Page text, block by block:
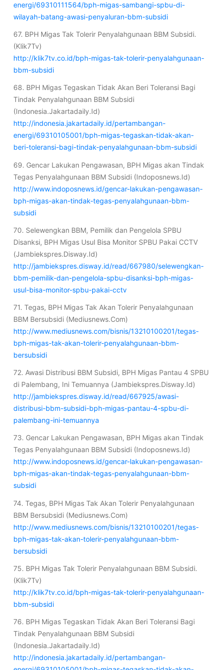
energi/69310111564/bph-migas-sambangi-spbu-di-
wilayah-batang-awasi-penyaluran-bbm-subsidi
67. BPH Migas Tak Tolerir Penyalahgunaan BBM Subsidi.
(Klik7Tv)
http://klik7tv.co.id/bph-migas-tak-tolerir-penyalahgunaan-
bbm-subsidi
68. BPH Migas Tegaskan Tidak Akan Beri Toleransi Bagi
Tindak Penyalahgunaan BBM Subsidi
(Indonesia.Jakartadaily.Id)
http://indonesia.jakartadaily.id/pertambangan-
energi/69310105001/bph-migas-tegaskan-tidak-akan-
beri-toleransi-bagi-tindak-penyalahgunaan-bbm-subsidi
69. Gencar Lakukan Pengawasan, BPH Migas akan Tindak
Tegas Penyalahgunaan BBM Subsidi (Indoposnews.Id)
http://www.indoposnews.id/gencar-lakukan-pengawasan-
bph-migas-akan-tindak-tegas-penyalahgunaan-bbm-
subsidi
70. Selewengkan BBM, Pemilik dan Pengelola SPBU
Disanksi, BPH Migas Usul Bisa Monitor SPBU Pakai CCTV
(Jambiekspres.Disway.Id)
http://jambiekspres.disway.id/read/667980/selewengkan-
bbm-pemilik-dan-pengelola-spbu-disanksi-bph-migas-
usul-bisa-monitor-spbu-pakai-cctv
71. Tegas, BPH Migas Tak Akan Tolerir Penyalahgunaan
BBM Bersubsidi (Mediusnews.Com)
http://www.mediusnews.com/bisnis/13210100201/tegas-
bph-migas-tak-akan-tolerir-penyalahgunaan-bbm-
bersubsidi
72. Awasi Distribusi BBM Subsidi, BPH Migas Pantau 4 SPBU
di Palembang, Ini Temuannya (Jambiekspres.Disway.Id)
http://jambiekspres.disway.id/read/667925/awasi-
distribusi-bbm-subsidi-bph-migas-pantau-4-spbu-di-
palembang-ini-temuannya
73. Gencar Lakukan Pengawasan, BPH Migas akan Tindak
Tegas Penyalahgunaan BBM Subsidi (Indoposnews.Id)
http://www.indoposnews.id/gencar-lakukan-pengawasan-
bph-migas-akan-tindak-tegas-penyalahgunaan-bbm-
subsidi
74. Tegas, BPH Migas Tak Akan Tolerir Penyalahgunaan
BBM Bersubsidi (Mediusnews.Com)
http://www.mediusnews.com/bisnis/13210100201/tegas-
bph-migas-tak-akan-tolerir-penyalahgunaan-bbm-
bersubsidi
75. BPH Migas Tak Tolerir Penyalahgunaan BBM Subsidi.
(Klik7Tv)
http://klik7tv.co.id/bph-migas-tak-tolerir-penyalahgunaan-
bbm-subsidi
76. BPH Migas Tegaskan Tidak Akan Beri Toleransi Bagi
Tindak Penyalahgunaan BBM Subsidi
(Indonesia.Jakartadaily.Id)
http://indonesia.jakartadaily.id/pertambangan-